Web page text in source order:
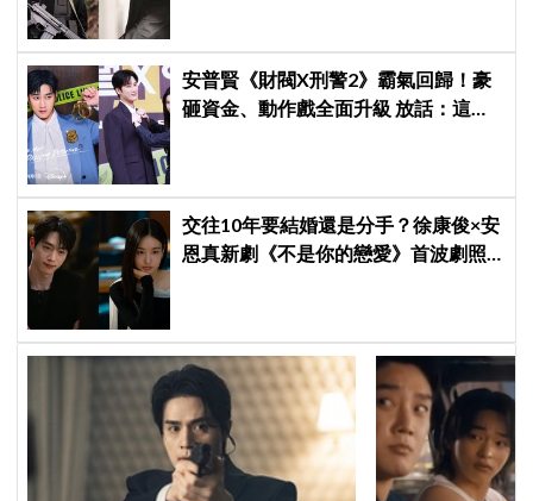
安普賢《財閥X刑警2》霸氣回歸！豪
砸資金、動作戲全面升級 放話：這次
交往10年要結婚還是分手？徐康俊×安
恩真新劇《不是你的戀愛》首波劇照